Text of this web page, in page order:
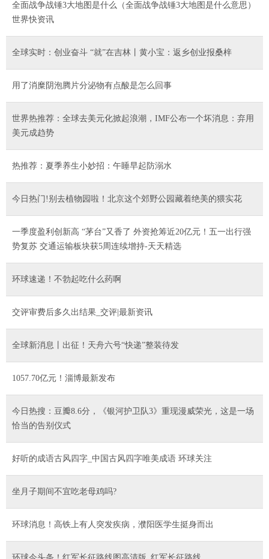
全面战争战锤3大地图是什么（全面战争战锤3大地图是什么意思）
世界快资讯
全球实时：创业奋斗 “就”在吉林丨黄小宝：返乡创业报桑梓
用了消糜阴泡腾片分泌物有点酸是怎么回事
世界热推荐：全球去美元化掀起浪潮，IMF公布一个坏消息：弃用
美元成趋势
热推荐：夏季养生小妙招：午睡早起防溺水
今日热门!别去植物园啦！北京这个郊野公园藏着绝美的猥实花
一季度盈利创新高 “茅台”又香了 外资抢筹近20亿元！五一出行强
势复苏 交通运输板块获5周连续增持-天天精选
环球速递！不勃起吃什么药啊
交评审费后多久出结果_交评|最新资讯
全球新消息丨出征！天舟六号“快递”整装待发
1057.70亿元！淄博最新发布
今日热搜：豆瓣8.6分，《银河护卫队3》重现漫威荣光，这是一场
恰当的告别仪式
好听的成语古风四字_中国古风四字唯美成语 环球关注
坐月子期间不宜吃老母鸡吗?
环球消息！高铁上有人突发疾病，濮阳医学生挺身而出